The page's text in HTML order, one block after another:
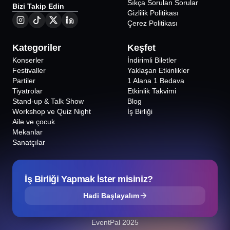
Bizi Takip Edin
Sıkça Sorulan Sorular
Gizlilik Politikası
Çerez Politikası
Kategoriler
Konserler
Festivaller
Partiler
Tiyatrolar
Stand-up & Talk Show
Workshop ve Quiz Night
Aile ve çocuk
Mekanlar
Sanatçılar
Keşfet
İndirimli Biletler
Yaklaşan Etkinlikler
1 Alana 1 Bedava
Etkinlik Takvimi
Blog
İş Birliği
İş Birliği Yapmak İster misiniz?
Hadi Başlayalım
EventPal 2025